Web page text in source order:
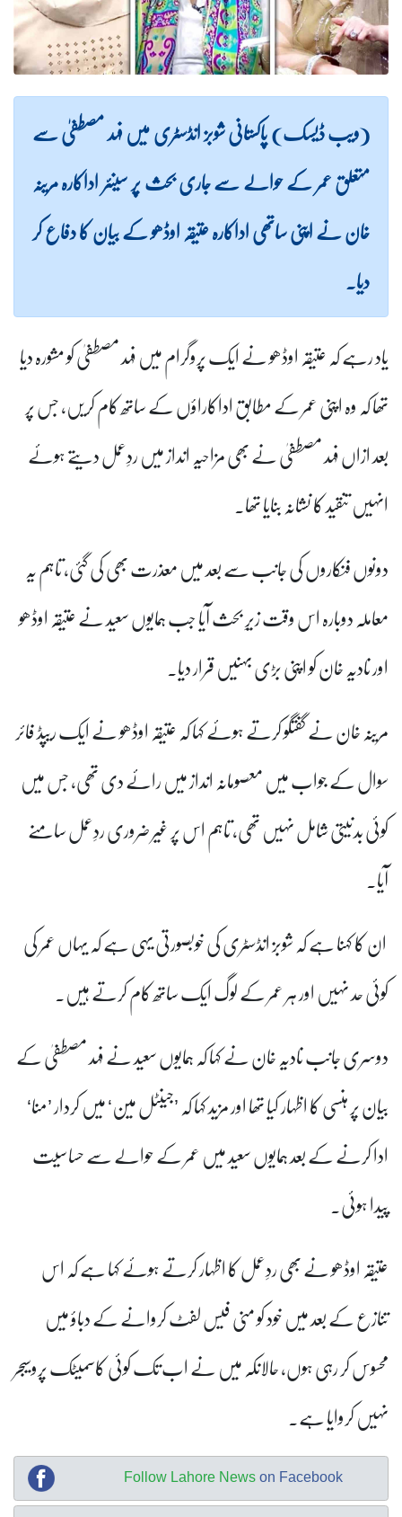
(ویب ڈیسک) پاکستانی شوبز انڈسٹری میں فہد مصطفیٰ سے
متعلق عمر کے حوالے سے جاری بحث پر سینئر اداکارہ مرینہ
خان نے اپنی ساتھی اداکارہ عتیقہ اوڈھو کے بیان کا دفاع کر
دیا۔
یاد رہے کہ عتیقہ اوڈھو نے ایک پروگرام میں فہد مصطفیٰ کو مشورہ دیا
تھا کہ وہ اپنی عمر کے مطابق اداکاراؤں کے ساتھ کام کریں، جس پر
بعد ازاں فہد مصطفیٰ نے بھی مزاحیہ انداز میں ردِعمل دیتے ہوئے
انہیں تنقید کا نشانہ بنایا تھا۔
دونوں فنکاروں کی جانب سے بعد میں معذرت بھی کی گئی، تاہم یہ
معاملہ دوبارہ اس وقت زیرِ بحث آیا جب ہمایوں سعید نے عتیقہ اوڈھو
اور نادیہ خان کو اپنی بڑی بہنیں قرار دیا۔
مرینہ خان نے گفتگو کرتے ہوئے کہا کہ عتیقہ اوڈھو نے ایک ریپڈ فائر
سوال کے جواب میں معصومانہ انداز میں رائے دی تھی، جس میں
کوئی بدنیتی شامل نہیں تھی، تاہم اس پر غیر ضروری ردِعمل سامنے
آیا۔
ان کا کہنا ہے کہ شوبز انڈسٹری کی خوبصورتی یہی ہے کہ یہاں عمر کی
کوئی حد نہیں اور ہر عمر کے لوگ ایک ساتھ کام کرتے ہیں۔
دوسری جانب نادیہ خان نے کہا کہ ہمایوں سعید نے فہد مصطفیٰ کے
بیان پر ہنسی کا اظہار کیا تھا اور مزید کہا کہ ’جینٹل مین‘ میں کردار ’منا‘
ادا کرنے کے بعد ہمایوں سعید میں عمر کے حوالے سے حساسیت
پیدا ہوئی۔
عتیقہ اوڈھو نے بھی ردِعمل کا اظہار کرتے ہوئے کہا ہے کہ اس
تنازع کے بعد میں خود کو منی فیس لفٹ کروانے کے دباؤ میں
محسوس کر رہی ہوں، حالانکہ میں نے اب تک کوئی کاسمیٹک پروسیجر
نہیں کروایا ہے۔
Follow Lahore News on Facebook